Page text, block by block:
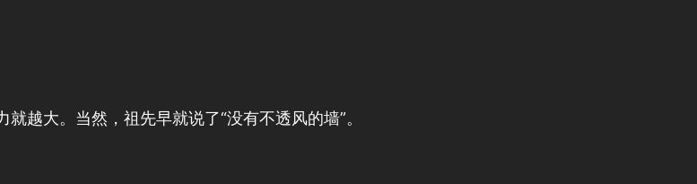
越大。当然，祖先早就说了“没有不透风的墙”。